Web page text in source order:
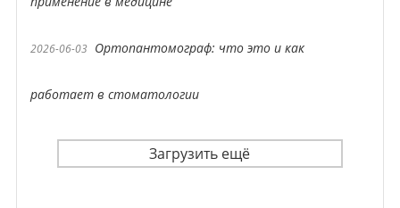
2026-06-03 Ортопантомограф: что это и как
работает в стоматологии
Загрузить ещё